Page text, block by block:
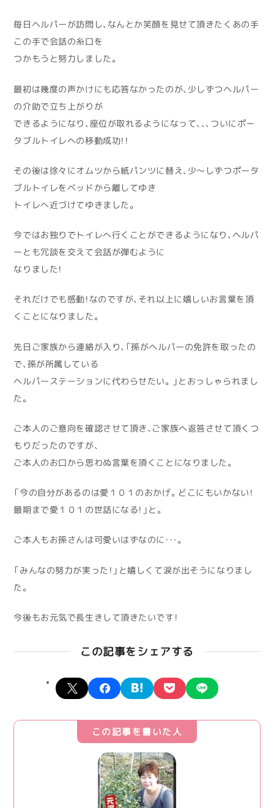
毎日ヘルパーが訪問し、なんとか笑顔を見せて頂きたくあの手
この手で会話の糸口を
つかもうと努力しました。
最初は幾度の声かけにも応答なかったのが、少しずつヘルパー
の介助で立ち上がりが
できるようになり、座位が取れるようになって、、、ついにポー
タブルトイレへの移動成功！！
その後は徐々にオムツから紙パンツに替え、少～しずつポータ
ブルトイレをベッドから離してゆき
トイレへ近づけてゆきました。
今ではお独りでトイレへ行くことができるようになり、ヘルパ
ーとも冗談を交えて会話が弾むように
なりました！
それだけでも感動！なのですが、それ以上に嬉しいお言葉を頂
くことになりました。
先日ご家族から連絡が入り、「孫がヘルパーの免許を取ったの
で、孫が所属している
ヘルパーステーションに代わらせたい。」とおっしゃられまし
た。
ご本人のご意向を確認させて頂き、ご家族へ返答させて頂くつ
もりだったのですが、
ご本人のお口から思わぬ言葉を頂くことになりました。
「今の自分があるのは愛１０１のおかげ。どこにもいかない！
最期まで愛１０１の世話になる！」と。
ご本人もお孫さんは可愛いはずなのに・・・。
「みんなの努力が実った！」と嬉しくて涙が出そうになりまし
た。
今後もお元気で長生きして頂きたいです！
この記事をシェアする
X facebookhatena pocket
この記事を書いた人